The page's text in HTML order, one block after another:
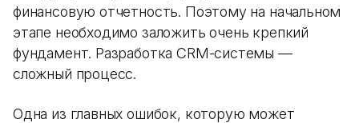
финансовую отчетность. Поэтому на начальном
этапе необходимо заложить очень крепкий
фундамент. Разработка CRM-системы —
сложный процесс.
Одна из главных ошибок, которую может